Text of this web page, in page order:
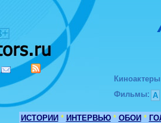
Киноактеры
Фильмы: А
ИСТОРИИ * ИНТЕРВЬЮ * ОБОИ *